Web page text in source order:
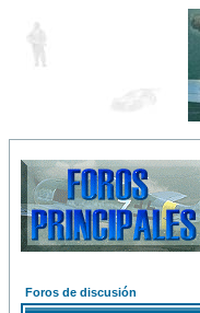
Foros de discusión